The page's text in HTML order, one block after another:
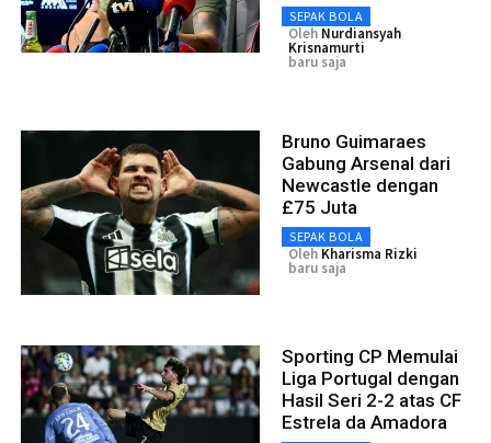
SEPAK BOLA
Oleh Nurdiansyah
Krisnamurti
baru saja
Bruno Guimaraes
Gabung Arsenal dari
Newcastle dengan
£75 Juta
SEPAK BOLA
Oleh Kharisma Rizki
baru saja
Sporting CP Memulai
Liga Portugal dengan
Hasil Seri 2-2 atas CF
Estrela da Amadora